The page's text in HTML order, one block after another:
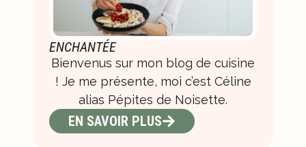
ENCHANTÉE
Bienvenus sur mon blog de cuisine
! Je me présente, moi c’est Céline
alias Pépites de Noisette.
EN SAVOIR PLUS